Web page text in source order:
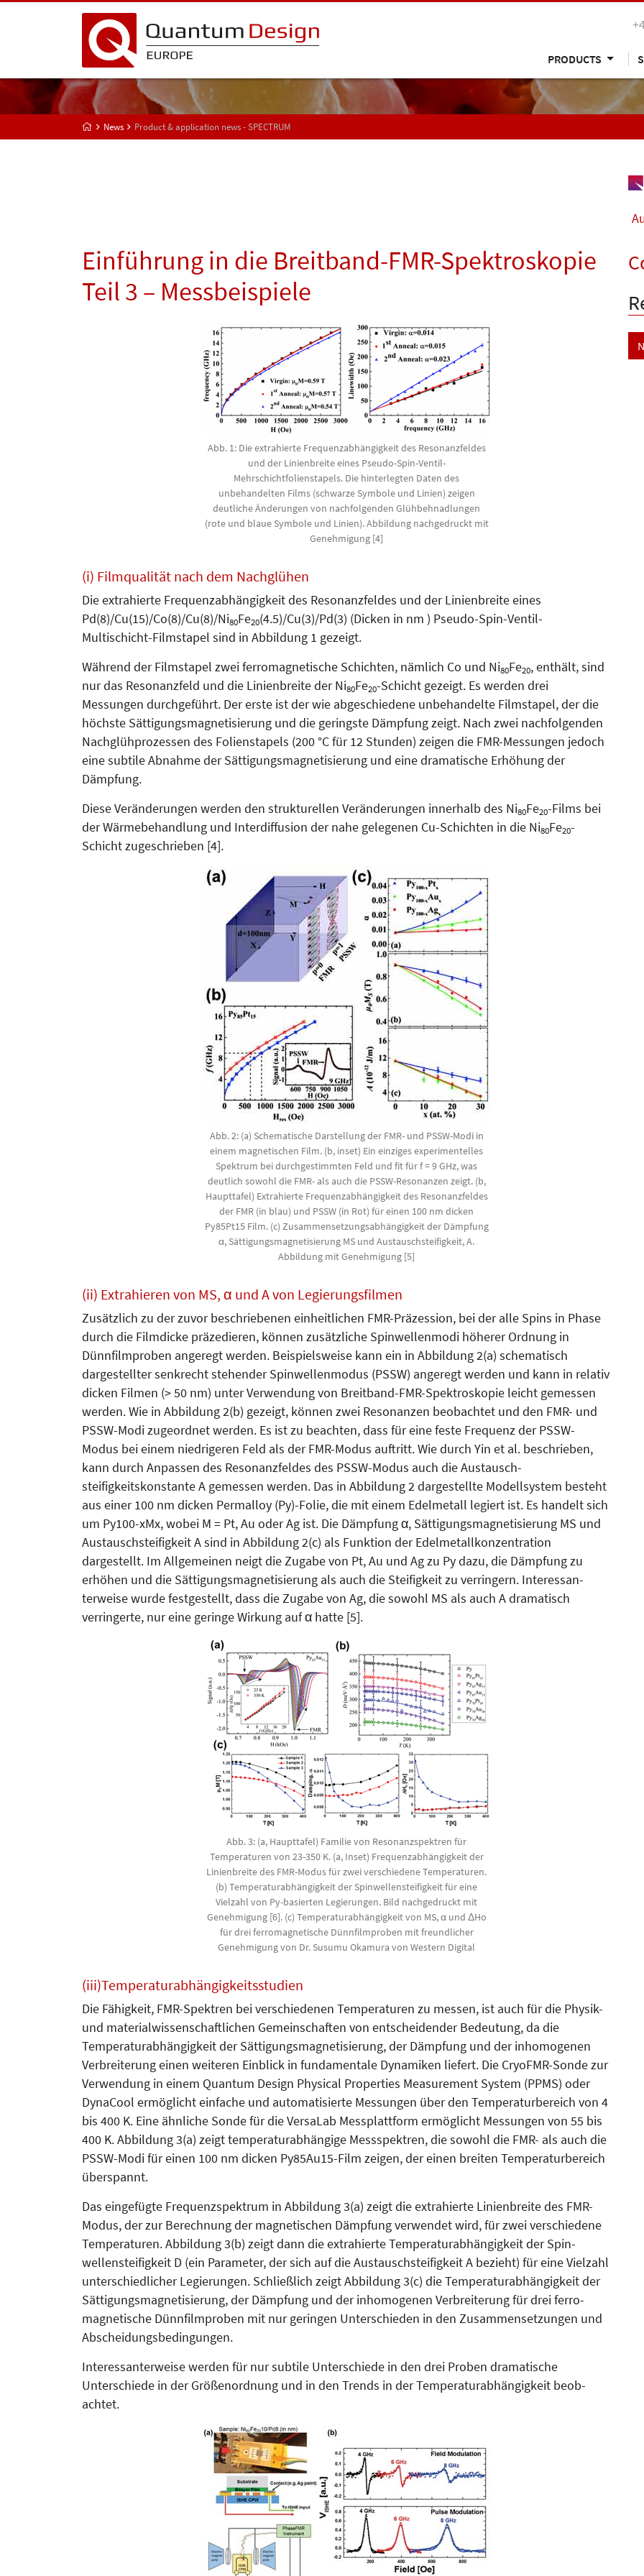
PRODUCTS
News Product & application news - SPECTRUM
Einführung in die Breitband-FMR-Spektroskopie
Teil 3 – Messbeispiele
Abb. 1: Die extrahierte Frequenzabhängigkeit des Resonanzfeldes
und der Linienbreite eines Pseudo-Spin-Ventil-
Mehrschichtfolienstapels. Die hinterlegten Daten des
unbehandelten Films (schwarze Symbole und Linien) zeigen
deutliche Änderungen von nachfolgenden Glühbehnadlungen
(rote und blaue Symbole und Linien). Abbildung nachgedruckt mit
Genehmigung [4]
(i) Filmqualität nach dem Nachglühen
Die extrahierte Frequenzabhängigkeit des Resonanzfeldes und der Linienbreite eines
Pd(8)/Cu(15)/Co(8)/Cu(8)/Ni80Fe20(4.5)/Cu(3)/Pd(3) (Dicken in nm ) Pseudo-Spin-Ventil-
Multischicht-Filmstapel sind in Abbildung 1 gezeigt.
Während der Filmstapel zwei ferromagnetische Schichten, nämlich Co und Ni80Fe20, enthält, sind
nur das Resonanzfeld und die Linienbreite der Ni80Fe20-Schicht gezeigt. Es werden drei
Messungen durchgeführt. Der erste ist der wie abgeschiedene unbehandelte Filmstapel, der die
höchste Sättigungsmagnetisierung und die geringste Dämpfung zeigt. Nach zwei nachfolgenden
Nachglühprozessen des Folienstapels (200 °C für 12 Stun­den) zeigen die FMR-Messungen jedoch
eine subtile Abnahme der Sät­ti­gungsmagnetisierung und eine dramatische Erhöhung der
Dämpfung.
Diese Veränderungen werden den struk­turellen Veränderungen innerhalb des Ni80Fe20-Films bei
der Wär­me­­be­hand­lung und Interdiffusion der nahe gelegenen Cu-Schichten in die Ni80Fe20-
Schicht zugeschrieben [4].
Abb. 2: (a) Schematische Darstellung der FMR- und PSSW-Modi in
einem magnetischen Film. (b, inset) Ein einziges experimentelles
Spektrum bei durchgestimmten Feld und fit für f = 9 GHz, was
deutlich sowohl die FMR- als auch die PSSW-Resonanzen zeigt. (b,
Haupttafel) Extrahierte Frequenzabhängigkeit des Resonanzfeldes
der FMR (in blau) und PSSW (in Rot) für einen 100 nm dicken
Py85Pt15 Film. (c) Zusammensetzungsabhängigkeit der Dämpfung
α, Sättigungsmagnetisierung MS und Austauschsteifigkeit, A.
Abbildung mit Genehmigung [5]
(ii) Extrahieren von MS, α und A von Legierungsfilmen
Zusätzlich zu der zuvor beschriebenen einheitlichen FMR-Präzession, bei der alle Spins in Phase
durch die Filmdicke präzedieren, können zusätzliche Spin­wellenmodi höherer Ordnung in
Dünnfilmproben angeregt werden. Bei­spielsweise kann ein in Abbildung 2(a) schematisch
dargestellter senkrecht stehender Spinwellenmodus (PSSW) angeregt werden und kann in relativ
dicken Filmen (> 50 nm) unter Verwendung von Breitband-FMR-Spek­troskopie leicht gemessen
werden. Wie in Abbildung 2(b) gezeigt, können zwei Resonanzen beobachtet und den FMR- und
PSSW-Modi zugeordnet werden. Es ist zu beachten, dass für eine feste Frequenz der PSSW-
Modus bei einem niedrigeren Feld als der FMR-Modus auftritt. Wie durch Yin et al. beschrieben,
kann durch Anpassen des Resonanzfeldes des PSSW-Modus auch die Aus­tausch­
steifigkeitskonstante A gemessen werden. Das in Abbildung 2 dargestellte Modellsystem besteht
aus einer 100 nm dicken Permalloy (Py)-Folie, die mit einem Edel­metall legiert ist. Es handelt sich
um Py100-xMx, wobei M = Pt, Au oder Ag ist. Die Dämpfung α, Sättigungsmagnetisierung MS und
Austauschsteifigkeit A sind in Abbildung 2(c) als Funktion der Edel­­metallkonzentration
dargestellt. Im Allgemeinen neigt die Zu­gabe von Pt, Au und Ag zu Py dazu, die Dämpfung zu
erhöhen und die Sät­tigungsmagnetisierung als auch die Steifigkeit zu verringern. In­te­res­san­
terweise wurde festgestellt, dass die Zugabe von Ag, die sowohl MS als auch A dramatisch
verringerte, nur eine geringe Wirkung auf α hatte [5].
Abb. 3: (a, Haupttafel) Familie von Resonanzspektren für
Temperaturen von 23-350 K. (a, Inset) Frequenzabhängigkeit der
Linienbreite des FMR-Modus für zwei verschiedene Temperaturen.
(b) Temperaturabhängigkeit der Spinwellensteifigkeit für eine
Vielzahl von Py-basierten Legierungen. Bild nachgedruckt mit
Genehmigung [6]. (c) Temperaturabhängigkeit von MS, α und ΔHo
für drei ferromagnetische Dünnfilmproben mit freundlicher
Genehmigung von Dr. Susumu Okamura von Western Digital
(iii)Temperaturabhängigkeitsstudien
Die Fähigkeit, FMR-Spektren bei verschiedenen Temperaturen zu messen, ist auch für die Physik-
und ma­te­rialwissenschaftlichen Ge­mein­schaften von entscheidender Bedeutung, da die
Temperatur­abhängigkeit der Sät­tigungs­magneti­sierung, der Dämpfung und der inhomo­genen
Verbreiterung einen weiteren Einblick in fundamentale Dyna­miken liefert. Die CryoFMR-Sonde zur
Verwendung in einem Quan­tum Design Physical Properties Measurement System (PPMS) oder
DynaCool ermöglicht einfache und auto­matisierte Messungen über den Tem­peraturbereich von 4
bis 400 K. Eine ähnliche Sonde für die VersaLab Messplattform ermöglicht Messungen von 55 bis
400 K. Abbildung 3(a) zeigt temperaturabhängige Messspektren, die sowohl die FMR- als auch die
PSSW-Modi für einen 100 nm dicken Py85Au15-Film zeigen, der einen breiten Temperaturbereich
überspannt.
Das eingefügte Frequenzspektrum in Abbildung 3(a) zeigt die extrahierte Linienbreite des FMR-
Modus, der zur Berechnung der magnetischen Dämpfung verwendet wird, für zwei verschiedene
Temperaturen. Abbildung 3(b) zeigt dann die extrahierte Temperaturabhängigkeit der Spin­
wellensteifigkeit D (ein Parameter, der sich auf die Austauschsteifigkeit A bezieht) für eine Vielzahl
unterschied­licher Legierungen. Schließ­lich zeigt Abbildung 3(c) die Tem­peratur­ab­hängigkeit der
Sättigungs­magne­ti­sierung, der Dämpfung und der in­ho­mogenen Verbreiterung für drei ferro­­
magnetische Dünnfilmproben mit nur geringen Unterschieden in den Z­usam­men­setzungen und
Ab­schei­­dungs­bedingungen.
Interes­santer­wei­se werden für nur subtile Un­ter­schie­­de in den drei Proben dramatische
Unterschiede in der Größen­ord­nung und in den Trends in der Tem­pe­raturabhängigkeit beob­
achtet.